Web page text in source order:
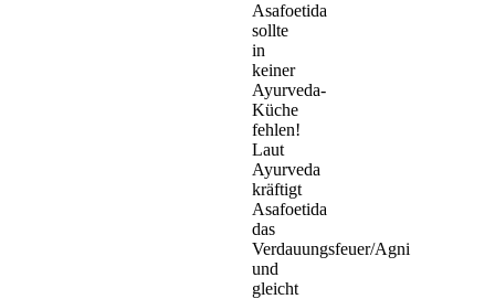
Asafoetida
sollte
in
keiner
Ayurveda-
Küche
fehlen!
Laut
Ayurveda
kräftigt
Asafoetida
das
Verdauungsfeuer/Agni
und
gleicht